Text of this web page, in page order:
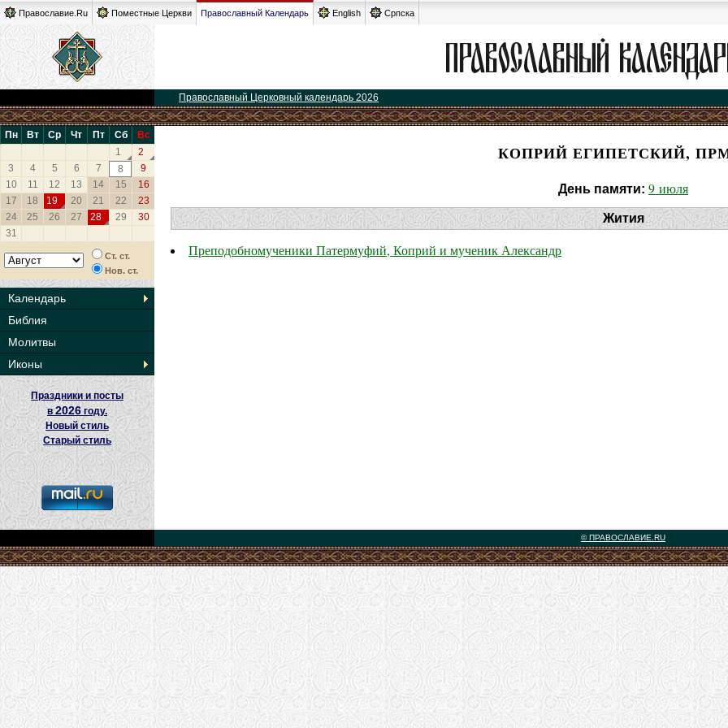
Православие.Ru Поместные Церкви Православный Календарь English Српска
Православный Церковный календарь 2026
Пн Вт Ср Чт Пт Сб
Вс
1
2
3
4 5 6 7 8
9
10
11 12 13 14 15
16
17
18 19 20 21 22
23
24
25 26 27 28 29
30
31
Ст. ст.
Нов. ст.
Календарь
Библия
Молитвы
Иконы
Праздники и посты
в2026 году.
Новый стиль
Старый стиль
КОПРИЙ ЕГИПЕТСКИЙ,
День памяти: 9 июля
Жития
Преподобномученики Патермуфий, Коприй и мученик Александр
© ПРАВОСЛАВИЕ.RU